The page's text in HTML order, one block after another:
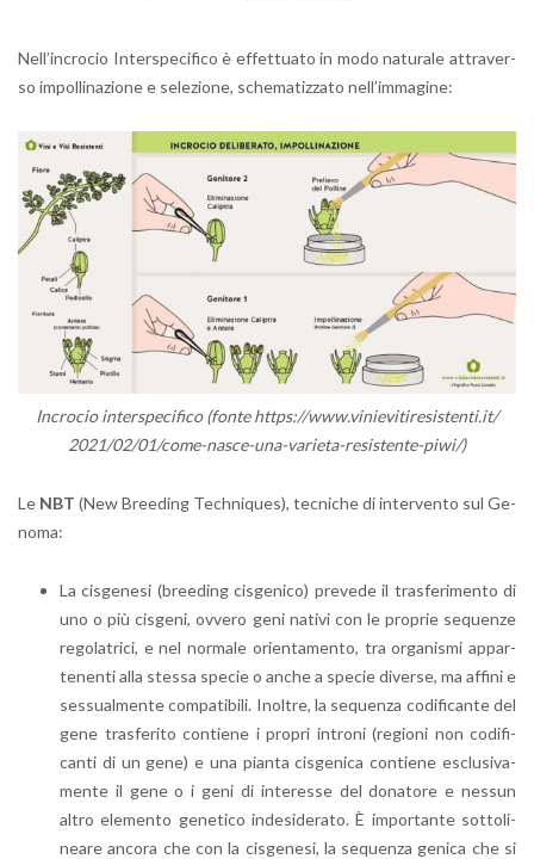
Nel­l’in­cro­cio In­ter­spe­ci­fi­co è ef­fet­tua­to in modo na­tu­ra­le at­tra­ver­
so im­pol­li­na­zio­ne e se­le­zio­ne, sche­ma­tiz­za­to nel­l’im­ma­gi­ne:
In­cro­cio in­ter­spe­ci­fi­co (fonte https://​www.​vin​ievi​tire​sist​enti.​it/​
2021/​02/​01/​come-​nasce-​una-​varieta-​resistente-​piwi/)
Le NBT (New Bree­ding Tech­ni­ques), tec­ni­che di in­ter­ven­to sul Ge­
no­ma:
La ci­sge­ne­si (bree­ding ci­sge­ni­co) pre­ve­de il tra­sfe­ri­men­to di
uno o più ci­sge­ni, ov­ve­ro geni na­ti­vi con le pro­prie se­quen­ze
re­go­la­tri­ci, e nel nor­ma­le orien­ta­men­to, tra or­ga­ni­smi ap­par­
te­nen­ti alla stes­sa spe­cie o anche a spe­cie di­ver­se, ma af­fi­ni e
ses­sual­men­te com­pa­ti­bi­li. Inol­tre, la se­quen­za co­di­fi­can­te del
gene tra­sfe­ri­to con­tie­ne i pro­pri in­tro­ni (re­gio­ni non co­di­fi­
can­ti di un gene) e una pian­ta ci­sge­ni­ca con­tie­ne esclu­si­va­
men­te il gene o i geni di in­te­res­se del do­na­to­re e nes­sun
altro ele­men­to ge­ne­ti­co in­de­si­de­ra­to. È im­por­tan­te sot­to­li­
nea­re an­co­ra che con la ci­sge­ne­si, la se­quen­za ge­ni­ca che si